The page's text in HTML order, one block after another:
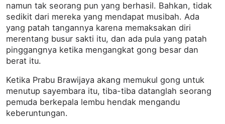
namun tak seorang pun yang berhasil. Bahkan, tidak
sedikit dari mereka yang mendapat musibah. Ada
yang patah tangannya karena memaksakan diri
merentang busur sakti itu, dan ada pula yang patah
pinggangnya ketika mengangkat gong besar dan
berat itu.
Ketika Prabu Brawijaya akang memukul gong untuk
menutup sayembara itu, tiba-tiba datanglah seorang
pemuda berkepala lembu hendak mengandu
keberuntungan.